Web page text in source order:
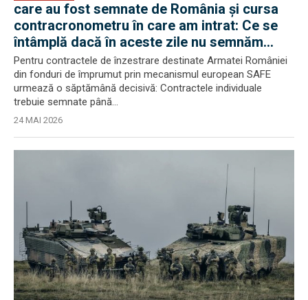
care au fost semnate de România și cursa
contracronometru în care am intrat: Ce se
întâmplă dacă în aceste zile nu semnăm
contractele individuale
Pentru contractele de înzestrare destinate Armatei României
din fonduri de împrumut prin mecanismul european SAFE
urmează o săptămână decisivă: Contractele individuale
trebuie semnate până...
24 MAI 2026